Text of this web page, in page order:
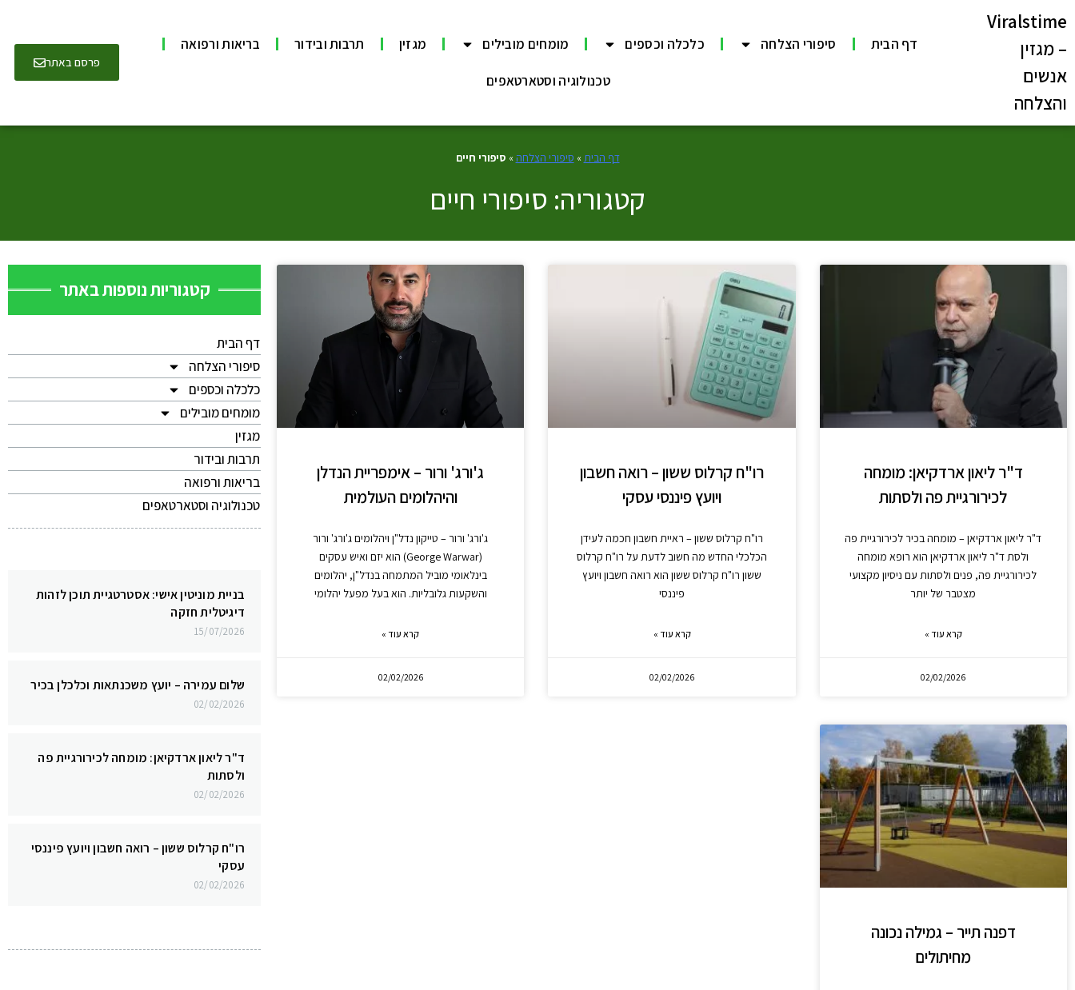
Viralstime
– מגזין
אנשים
והצלחה
דף הבית סיפורי הצלחה כלכלה וכספים מומחים מובילים מגזין תרבות ובידור בריאות ורפואה
טכנולוגיה וסטארטאפים
פרסם באתר
דף הבית» סיפורי הצלחה» סיפורי חיים
קטגוריה: סיפורי חיים
ד"ר ליאון ארדקיאן: מומחה
לכירורגיית פה ולסתות
ד"ר ליאון ארדקיאן – מומחה בכיר לכירורגיית פה
ולסת ד"ר ליאון ארדקיאן הוא רופא מומחה
לכירורגיית פה, פנים ולסתות עם ניסיון מקצועי
מצטבר של יותר
קרא עוד »
02/02/2026
רו"ח קרלוס ששון – רואה חשבון
ויועץ פיננסי עסקי
רו"ח קרלוס ששון – ראיית חשבון חכמה לעידן
הכלכלי החדש מה חשוב לדעת על רו"ח קרלוס
ששון רו"ח קרלוס ששון הוא רואה חשבון ויועץ
פיננסי
קרא עוד »
02/02/2026
ג'ורג' ורור – אימפריית הנדלן
והיהלומים העולמית
ג'ורג' ורור – טייקון נדל"ן ויהלומים ג'ורג' ורור
(George Warwar) הוא יזם ואיש עסקים
בינלאומי מוביל המתמחה בנדל"ן, יהלומים
והשקעות גלובליות. הוא בעל מפעל יהלומי
קרא עוד »
02/02/2026
דפנה תייר – גמילה נכונה
מחיתולים
קטגוריות נוספות באתר
דף הבית
סיפורי הצלחה
כלכלה וכספים
מומחים מובילים
מגזין
תרבות ובידור
בריאות ורפואה
טכנולוגיה וסטארטאפים
בניית מוניטין אישי: אסטרטגיית תוכן לזהות
דיגיטלית חזקה
15/07/2026
שלום עמירה – יועץ משכנתאות וכלכלן בכיר
02/02/2026
ד"ר ליאון ארדקיאן: מומחה לכירורגיית פה
ולסתות
02/02/2026
רו"ח קרלוס ששון – רואה חשבון ויועץ פיננסי
עסקי
02/02/2026